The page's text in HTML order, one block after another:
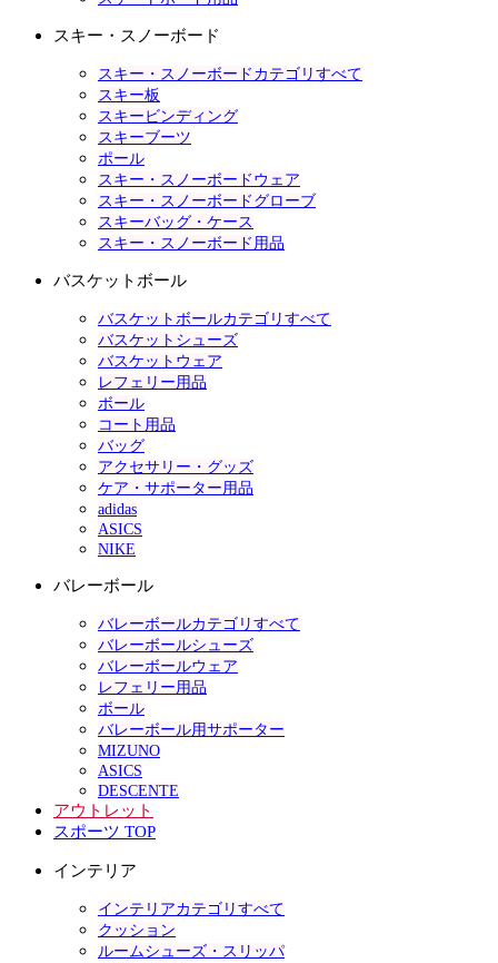
スキー・スノーボード
スキー・スノーボードカテゴリすべて
スキー板
スキービンディング
スキーブーツ
ポール
スキー・スノーボードウェア
スキー・スノーボードグローブ
スキーバッグ・ケース
スキー・スノーボード用品
バスケットボール
バスケットボールカテゴリすべて
バスケットシューズ
バスケットウェア
レフェリー用品
ボール
コート用品
バッグ
アクセサリー・グッズ
ケア・サポーター用品
adidas
ASICS
NIKE
バレーボール
バレーボールカテゴリすべて
バレーボールシューズ
バレーボールウェア
レフェリー用品
ボール
バレーボール用サポーター
MIZUNO
ASICS
DESCENTE
アウトレット
スポーツ TOP
インテリア
インテリアカテゴリすべて
クッション
ルームシューズ・スリッパ